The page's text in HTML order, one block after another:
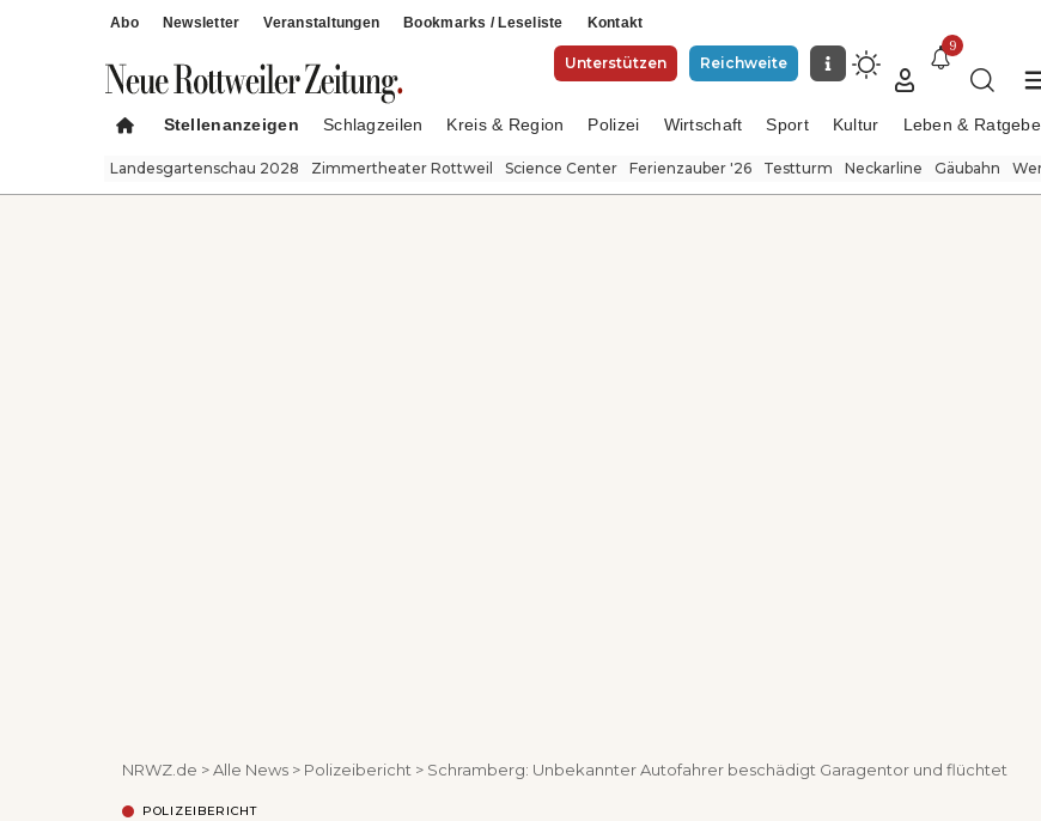
Abo Newsletter Veranstaltungen Bookmarks / Leseliste Kontakt
Unterstützen Reichweite
9
Stellenanzeigen Schlagzeilen Kreis & Region Polizei Wirtschaft Sport Kultur Leben &
Landesgartenschau 2028 Zimmertheater Rottweil Science Center Ferienzauber '26 Testturm Neckarline Gäubahn
NRWZ.de >Alle News > Polizeibericht > Schramberg: Unbekannter Autofahrer beschädigt Garagentor und flüchtet
POLIZEIBERICHT